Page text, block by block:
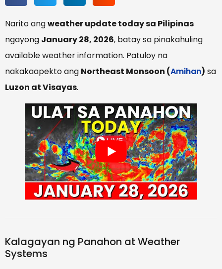
Narito angweather update today sa Pilipinas
ngayong January 28, 2026, batay sa pinakahuling
available weather information. Patuloy na
nakakaapekto ang Northeast Monsoon (Amihan) sa
Luzon at Visayas.
Kalagayan ng Panahon at Weather
Systems